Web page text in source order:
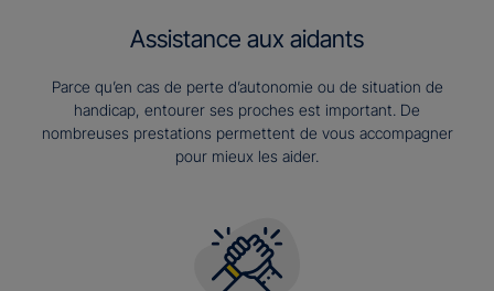
Assistance aux aidants
Parce qu’en cas de perte d’autonomie ou de situation de
handicap, entourer ses proches est important. De
nombreuses prestations permettent de vous accompagner
pour mieux les aider.